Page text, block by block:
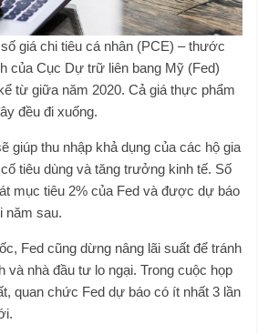
giá chi tiêu cá nhân (PCE) – thước
của Cục Dự trữ liên bang Mỹ (Fed)
từ giữa năm 2020. Cả giá thực phẩm
đều đi xuống.
giúp thu nhập khả dụng của các hộ gia
tiêu dùng và tăng trưởng kinh tế. Số
mục tiêu 2% của Fed và được dự báo
năm sau.
Fed cũng dừng nâng lãi suất để tránh
và nhà đầu tư lo ngại. Trong cuộc họp
quan chức Fed dự báo có ít nhất 3 lần